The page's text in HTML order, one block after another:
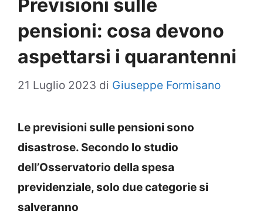
Previsioni sulle
pensioni: cosa devono
aspettarsi i quarantenni
21 Luglio 2023 di Giuseppe Formisano
Le previsioni sulle pensioni sono
disastrose. Secondo lo studio
dell’Osservatorio della spesa
previdenziale, solo due categorie si
salveranno